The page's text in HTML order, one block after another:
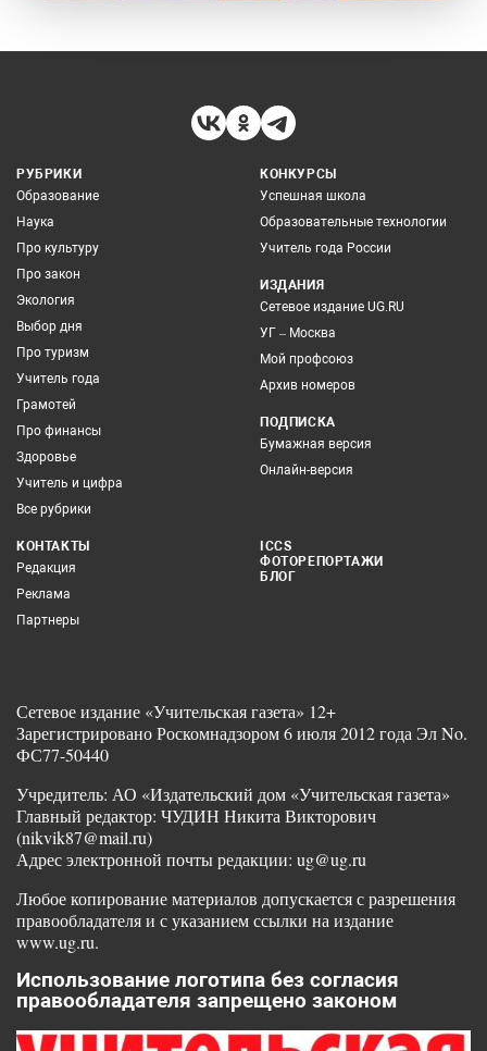
РУБРИКИ
Образование
Наука
Про культуру
Про закон
Экология
Выбор дня
Про туризм
Учитель года
Грамотей
Про финансы
Здоровье
Учитель и цифра
Все рубрики
КОНКУРСЫ
Успешная школа
Образовательные технологии
Учитель года России
ИЗДАНИЯ
Сетевое издание UG.RU
УГ – Москва
Мой профсоюз
Архив номеров
ПОДПИСКА
Бумажная версия
Онлайн-версия
КОНТАКТЫ
Редакция
Реклама
Партнеры
ICCS
ФОТОРЕПОРТАЖИ
БЛОГ
Сетевое издание «Учительская газета» 12+
Зарегистрировано Роскомнадзором 6 июля 2012 года Эл No.
ФС77-50440
Учредитель: АО «Издательский дом «Учительская газета»
Главный редактор: ЧУДИН Никита Викторович
(nikvik87@mail.ru)
Адрес электронной почты редакции: ug@ug.ru
Любое копирование материалов допускается с разрешения
правообладателя и с указанием ссылки на издание
www.ug.ru.
Использование логотипа без согласия
правообладателя запрещено законом